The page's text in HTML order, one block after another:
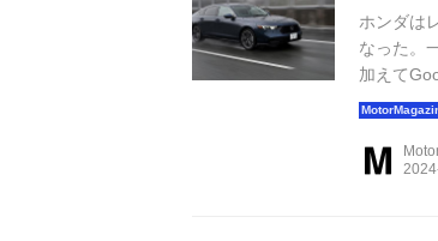
ホンダは
なった。
加えて
感じられ